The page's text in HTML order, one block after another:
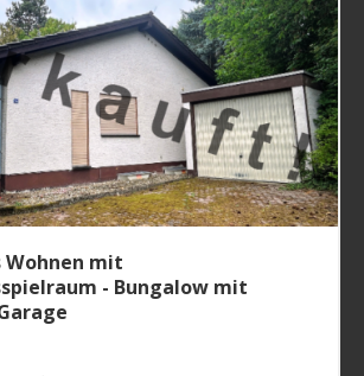
Wohnen mit
- Bungalow mit